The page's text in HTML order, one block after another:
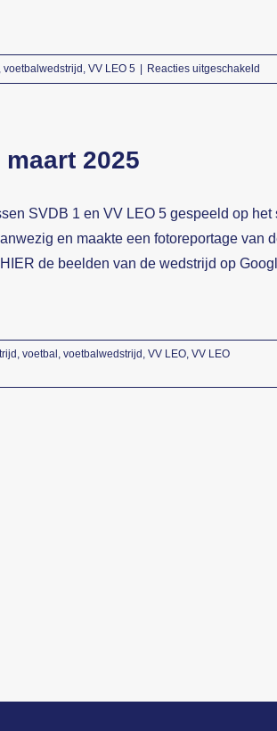
voetbalwedstrijd VV LEO 5 | Reacties uitgeschakeldvoor
na
LEO
maart 2025
SVDB 1 en VV LEO 5 gespeeld op
en maakte een fotoreportage van
de beelden van de wedstrijd op
voetbal voetbalwedstrijd VV LEO, VV LEO